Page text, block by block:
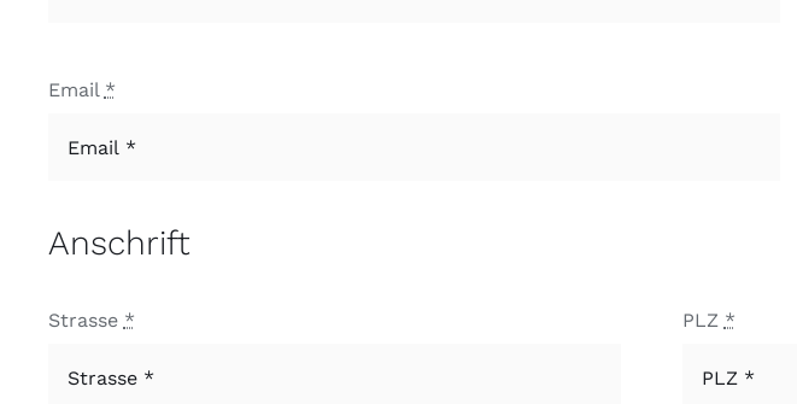
Email *
Anschrift
Strasse * PLZ *